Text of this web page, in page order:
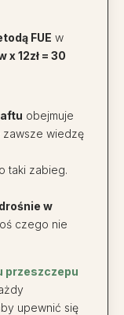
FUE w
x 12zł = 30
obejmuje
zawsze wiedzę
taki zabieg.
w
czego nie
przeszczepu
upewnić się